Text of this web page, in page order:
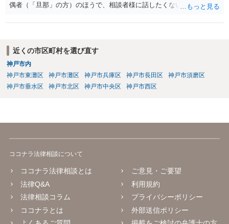
偶者（「旦那」の方）のほうで、相談者様に話したくない事情等もあ
援用という方法も取れる可能性があるため、御主人に法律事務所に相
せない事情もあるかもしれないのでおひとりで行ってもらうほうがい
いかもしれません。 配偶者の債務がある状態で配偶者が亡くなると債
務を相談者様が相続するという状態になる（相続放棄などの亡くなっ
てからの方法もありますが）ため、相談者様にも関係することだとし
て相談にいくようにお話してみてはどうでしょうか。
近くの市区町村を選び直す
神戸市内
神戸市東灘区
神戸市灘区 神戸市兵庫区 神戸市長田区
神戸市須磨区
神戸市垂水区
神戸市北区 神戸市中央区 神戸市西区
ココナラ法律相談について
ココナラ法律相談とは
法律Q&A
法律相談コラム
ココナラとは
ご意見・ご要望
利用規約
プライバシーポリシー
外部送信ポリシー